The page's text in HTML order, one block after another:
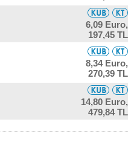
6,09 Euro,
197,45 TL
8,34 Euro,
270,39 TL
14,80 Euro,
479,84 TL